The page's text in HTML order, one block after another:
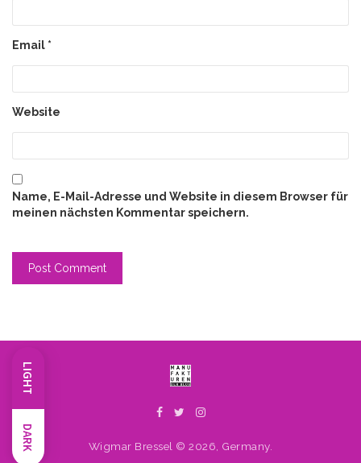
LIGHT
DARK
Email *
Website
Name, E-Mail-Adresse und Website in diesem Browser für
meinen nächsten Kommentar speichern.
Wigmar Bressel © 2026, Germany.